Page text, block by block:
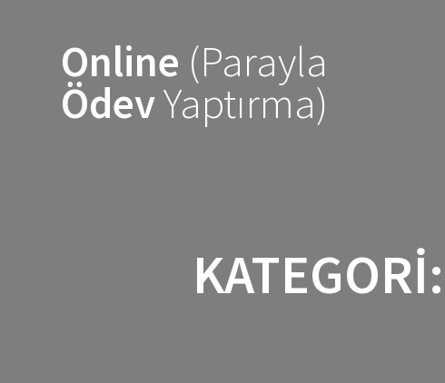
Online (Parayla
ÖdevYaptırma)
KATEGORI: